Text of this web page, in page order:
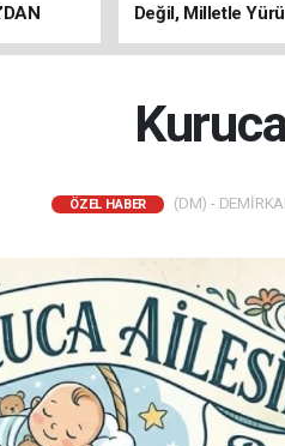
Değil, Milletle
ÖZEL HABER (DM) -